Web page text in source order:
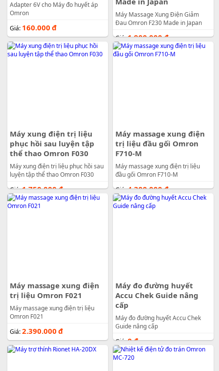
Adapter 6V cho Máy đo huyết áp
Omron
Giá: 160.000 đ
Máy Massage Xung Điện Giảm
Đau Omron F230 Made in Japan
Giá:1.900.000đ
Máy xung điện trị liệu
phục hồi sau luyện tập
thể thao Omron F030
Máy xung điện trị liệu phục hồi sau
luyện tập thể thao Omron F030
Giá:1.750.000đ
Máy massage xung điện
trị liệu đầu gối Omron
F710-M
Máy massage xung điện trị liệu
đầu gối Omron F710-M
Giá:4.300.000đ
Máy massage xung điện
trị liệu Omron F021
Máy massage xung điện trị liệu
Omron F021
Giá:2.390.000 đ
Máy đo đường huyết
Accu Chek Guide nâng
cấp
Máy đo đường huyết Accu Chek
Guide nâng cấp
Giá:0đ